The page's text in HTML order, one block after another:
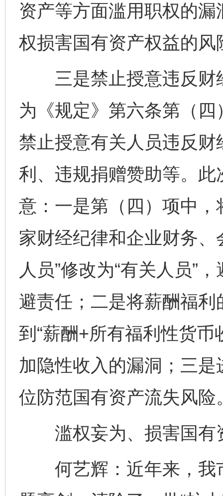
资产等方面滥用职权的
权损害国有资产权益的风
三是禁止授意违反财
为《规定》第六条第（
禁止授意有关人员违反
利、违规捐赠赞助等。
意：一是第（四）项中
家财经纪律和企业财务
人员”修改为“有关人员”
避责任；二是将薪酬福利
到“薪酬+所有福利性货
加隐性收入的漏洞；三
位防范国有资产流失风险
滥权妄为、损害国有
何艺辉：近年来，我